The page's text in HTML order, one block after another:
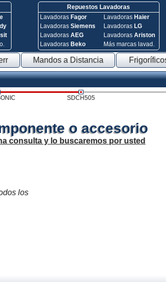
Repuestos Lavadoras
Lavadoras Fagor
Lavadoras Siemens
Lavadoras AEG
Lavadoras Beko
Lavadoras Haier
Lavadoras LG
Lavadoras Ariston
Más marcas lavad.
Mandos a Distancia
SDCH505
o accesorio
consulta y lo buscaremos por usted
los